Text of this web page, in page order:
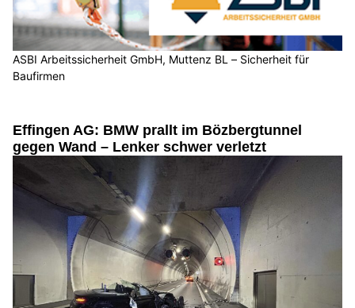
ASBI Arbeitssicherheit GmbH, Muttenz BL – Sicherheit für
Baufirmen
Effingen AG: BMW prallt im Bözbergtunnel
gegen Wand – Lenker schwer verletzt